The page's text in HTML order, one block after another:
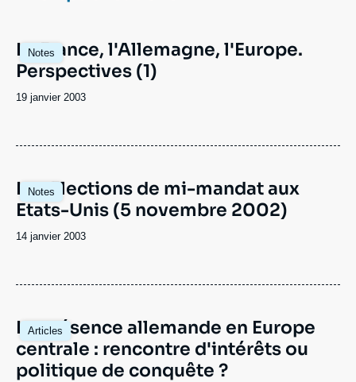
Se connecter
Nous soutenir
Notes
La France, l'Allemagne, l'Europe.
Perspectives (1)
Date
19 janvier 2003
Notes
Les Elections de mi-mandat aux
Etats-Unis (5 novembre 2002)
Date
14 janvier 2003
Articles
La présence allemande en Europe
centrale : rencontre d'intérêts ou
politique de conquête ?